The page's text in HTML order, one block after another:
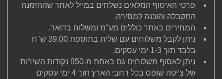
פרטי האיסוף המלאים נשלחים במייל לאחר שההזמנה
התקבלה והוכנה למסירה.
המחירים באתר כוללים מע"מ ומשלוח בדואר.
ניתן לקבל משלוחים עם שליח בתוספת 39.00 ש"ח
בלבד תוך 1-3 ימי עסקים.
ניתן לאסוף משלוחים גם באחת מ-950 נקודות השירות
של צ'יטה שופס בכל רחבי הארץ תוך 4 ימי עסקים